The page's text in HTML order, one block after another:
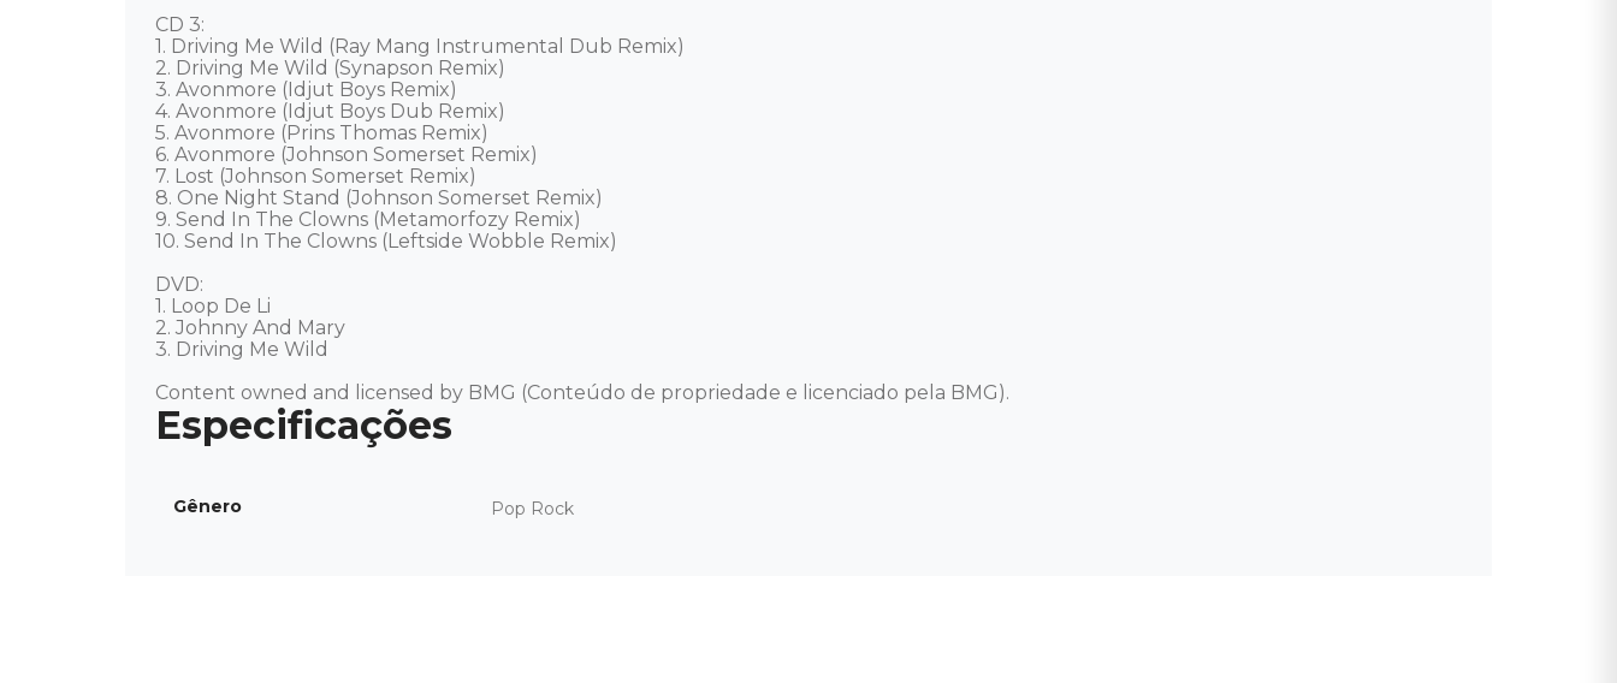
CD 3:
1. Driving Me Wild (Ray Mang Instrumental Dub Remix)
2. Driving Me Wild (Synapson Remix)
3. Avonmore (Idjut Boys Remix)
4. Avonmore (Idjut Boys Dub Remix)
5. Avonmore (Prins Thomas Remix)
6. Avonmore (Johnson Somerset Remix)
7. Lost (Johnson Somerset Remix)
8. One Night Stand (Johnson Somerset Remix)
9. Send In The Clowns (Metamorfozy Remix)
10. Send In The Clowns (Leftside Wobble Remix)
DVD:
1. Loop De Li
2. Johnny And Mary
3. Driving Me Wild
Content owned and licensed by BMG (Conteúdo de propriedade e licenciado pela BMG).
Gênero Pop Rock